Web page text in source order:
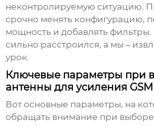
неконтролируемую ситуацию.
срочно менять конфигурацию,
мощность и добавлять фильтры.
сильно расстроился, а мы –
урок.
Ключевые параметры при
антенны для усиления GSM
Вот основные параметры, на
обращать внимание при выборе